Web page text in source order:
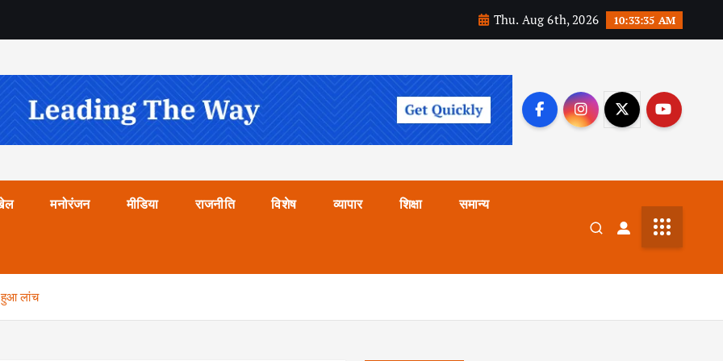
Thu. Aug 6th, 2026 10:33:36 AM
मनोरंजन मीडिया राजनीति विशेष व्यापार शिक्षा समान्य
हुआ लांच